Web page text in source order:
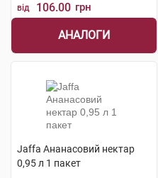
від 106.00 грн
АНАЛОГИ
Jaffa Ананасовий нектар
0,95 л 1 пакет